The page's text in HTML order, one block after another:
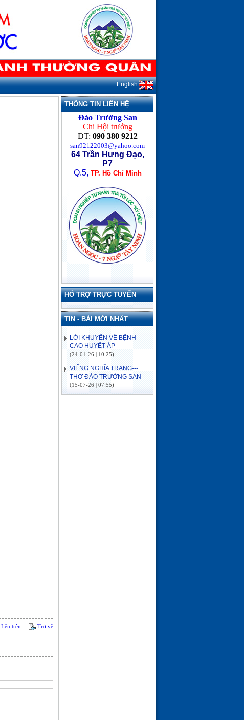
English
Lên trên Trở về
THÔNG TIN LIÊN HỆ
Đào Trường San
Chi Hội trưởng
ĐT: 090 380 9212
san92122003@yahoo.com
64 Trần Hưng Đạo,
P7
Q.5, TP. Hồ Chí Minh
HỖ TRỢ TRỰC TUYẾN
TIN - BÀI MỚI NHẤT
LỜI KHUYÊN VỀ BỆNH
CAO HUYẾT ÁP
(24-01-26 | 10:25)
VIẾNG NGHĨA TRANG---
THƠ ĐÀO TRƯỜNG SAN
(15-07-26 | 07:55)
ĐẢO CỒN CỎ